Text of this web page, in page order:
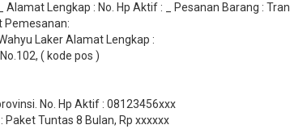
Alamat Lengkap : No. Hp Aktif : _ Pesanan Barang :
Pemesanan:
Laker Alamat Lengkap :
( kode pos )
No. Hp Aktif : 08123456xxx
Paket Tuntas 8 Bulan, Rp xxxxxx